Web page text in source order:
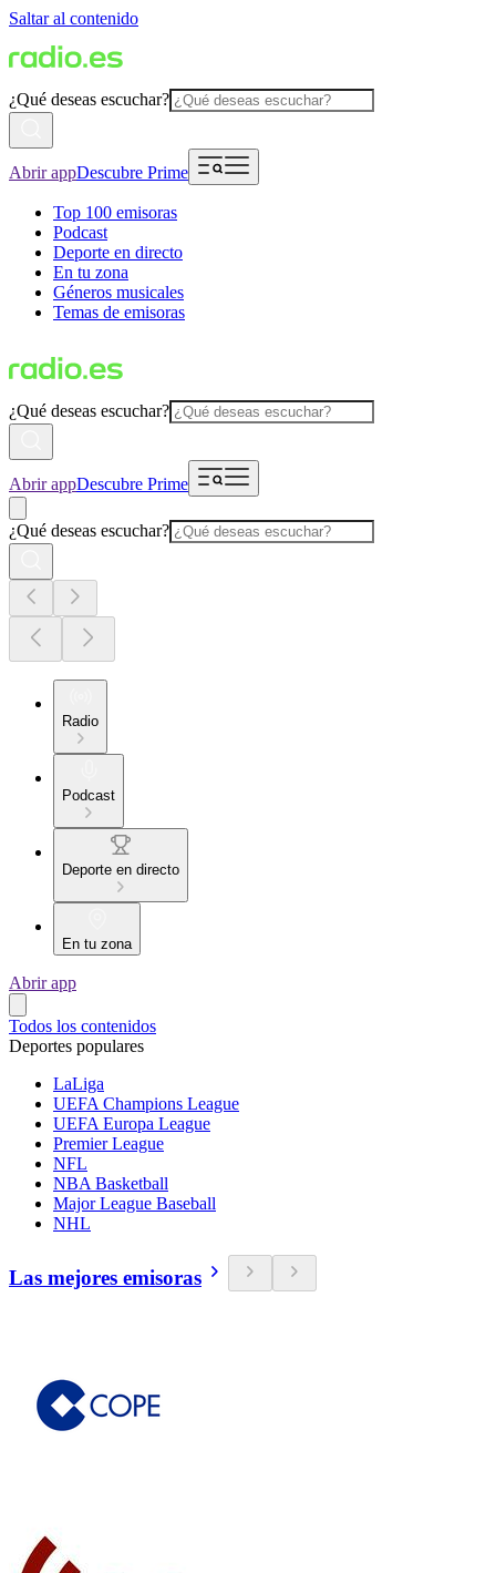
Saltar al contenido
¿Qué deseas escuchar?
Abrir appDescubre Prime
Top 100 emisoras
Podcast
Deporte en directo
En tu zona
Géneros musicales
Temas de emisoras
¿Qué deseas escuchar?
Abrir appDescubre Prime
¿Qué deseas escuchar?
Radio
Podcast
Deporte en directo
En tu zona
Abrir app
Todos los contenidos
Deportes populares
LaLiga
UEFA Champions League
UEFA Europa League
Premier League
NFL
NBA Basketball
Major League Baseball
NHL
Las mejores emisoras